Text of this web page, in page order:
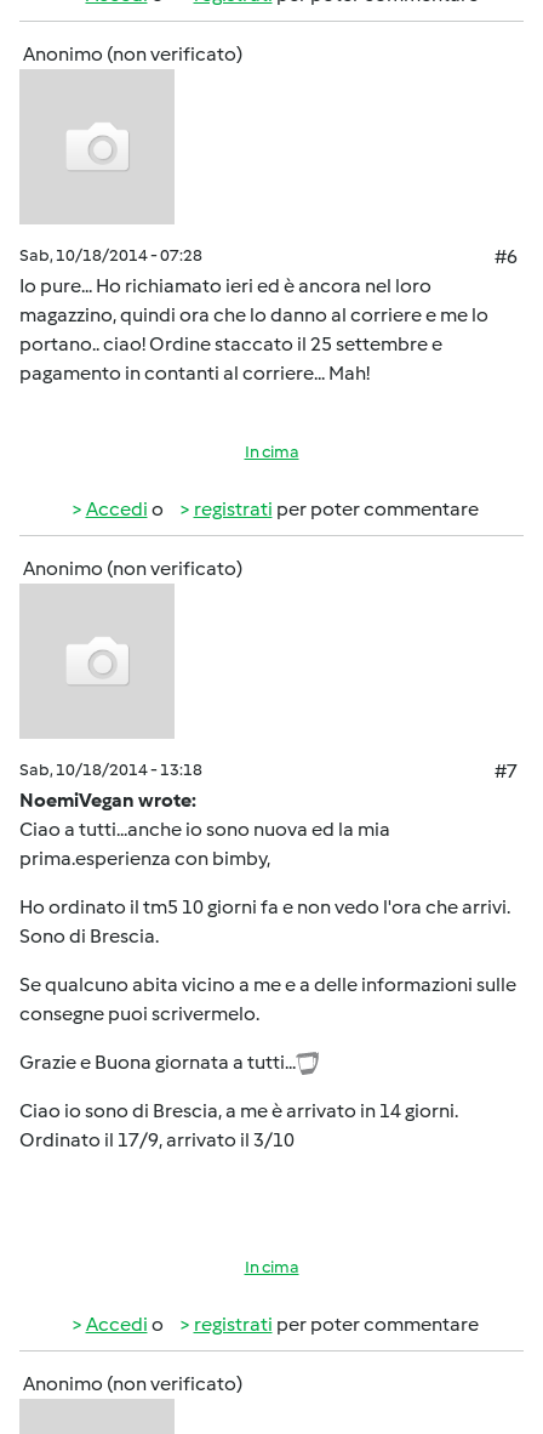
Anonimo (non verificato)
Sab, 10/18/2014 - 07:28
#6
Io pure... Ho richiamato ieri ed è ancora nel loro
magazzino, quindi ora che lo danno al corriere e me lo
portano.. ciao! Ordine staccato il 25 settembre e
pagamento in contanti al corriere... Mah!
In cima
Accedi o registrati per poter commentare
Anonimo (non verificato)
Sab, 10/18/2014 - 13:18
#7
NoemiVegan wrote:
Ciao a tutti...anche io sono nuova ed la mia
prima.esperienza con bimby,
Ho ordinato il tm5 10 giorni fa e non vedo l'ora che arrivi.
Sono di Brescia.
Se qualcuno abita vicino a me e a delle informazioni sulle
consegne puoi scrivermelo.
Grazie e Buona giornata a tutti...
Ciao io sono di Brescia, a me è arrivato in 14 giorni.
Ordinato il 17/9, arrivato il 3/10
In cima
Accedi o registrati per poter commentare
Anonimo (non verificato)